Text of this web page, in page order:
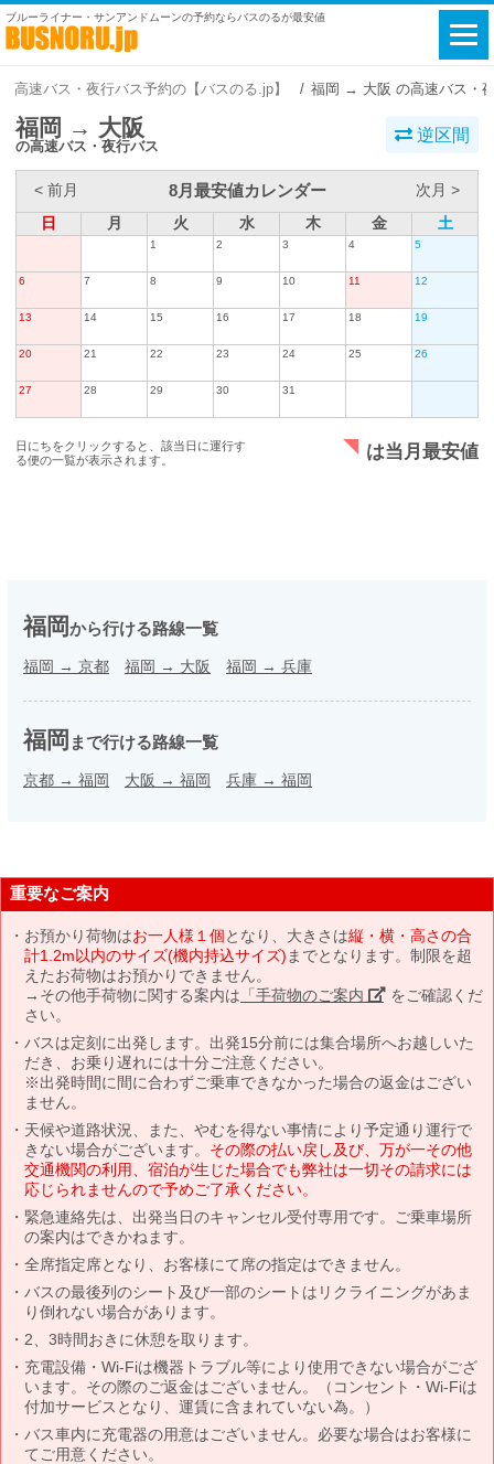
ブルーライナー・サンアンドムーンの予約ならバスのるが最安値
高速バス・夜行バス予約の【バスのる.jp】 福岡 → 大阪 の高速バス・
福岡 → 大阪
の高速バス・夜行バス
逆区間
< 前月 8月最安値カレンダー
次月 >
日
月 火 水 木 金 土
1 2 3 4 5
6 7 8 9 10 11 12
13 14 15 16 17 18 19
20 21 22 23 24 25 26
27 28 29 30 31
日にちをクリックすると、該当日に運行す
る便の一覧が表示されます。
は当月最安値
福岡から行ける路線一覧
福岡 → 京都 福岡 → 大阪 福岡 → 兵庫
福岡 まで行ける路線一覧
京都 → 福岡 大阪 → 福岡 兵庫 → 福岡
重要なご案内
お預かり荷物はお一人様１個となり、大きさは縦・横・高さの合
計1.2m以内のサイズ(機内持込サイズ) までとなります。制限を超
えたお荷物はお預かりできません。
→その他手荷物に関する案内は 「手荷物のご案内」 をご確認くだ
さい。
バスは定刻に出発します。出発15分前には集合場所へお越しいた
だき、お乗り遅れには十分ご注意ください。
※出発時間に間に合わずご乗車できなかった場合の返金はござい
ません。
天候や道路状況、また、やむを得ない事情により予定通り運行で
きない場合がございます。 その際の払い戻し及び、万が一その他
交通機関の利用、宿泊が生じた場合でも弊社は一切その請求には
応じられませんので予めご了承ください。
緊急連絡先は、出発当日のキャンセル受付専用です。ご乗車場所
の案内はできかねます。
全席指定席となり、お客様にて席の指定はできません。
バスの最後列のシート及び一部のシートはリクライニングがあま
り倒れない場合があります。
2、3時間おきに休憩を取ります。
充電設備・Wi-Fiは機器トラブル等により使用できない場合がござ
います。その際のご返金はございません。（コンセント・Wi-Fiは
付加サービスとなり、運賃に含まれていない為。）
バス車内に充電器の用意はございません。必要な場合はお客様に
てご用意ください。